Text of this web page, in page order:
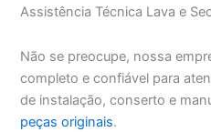
Assistência Técnica Lava e
Não se preocupe, nossa
completo e confiável para
de instalação, conserto e
peças originais.